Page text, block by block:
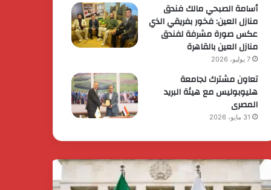
أسامة الصبحي مالك فندق
منازل العين: فخور بفريقي الذي
عكس صورة مشرفة لفندق
منازل العين بالقاهرة
7 يوليو، 2026
تعاون مشترك لجامعة
هليوبوليس مع هيئة البريد
المصرى
31 مايو، 2026
رئيس